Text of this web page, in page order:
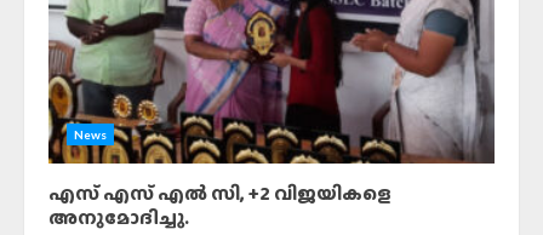
News
എസ് എസ് എൽ സി, +2 വിജയികളെ
അനുമോദിച്ചു.